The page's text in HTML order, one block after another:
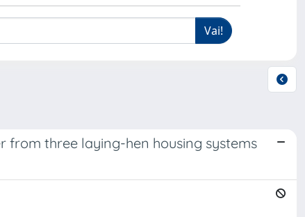
three laying-hen housing systems